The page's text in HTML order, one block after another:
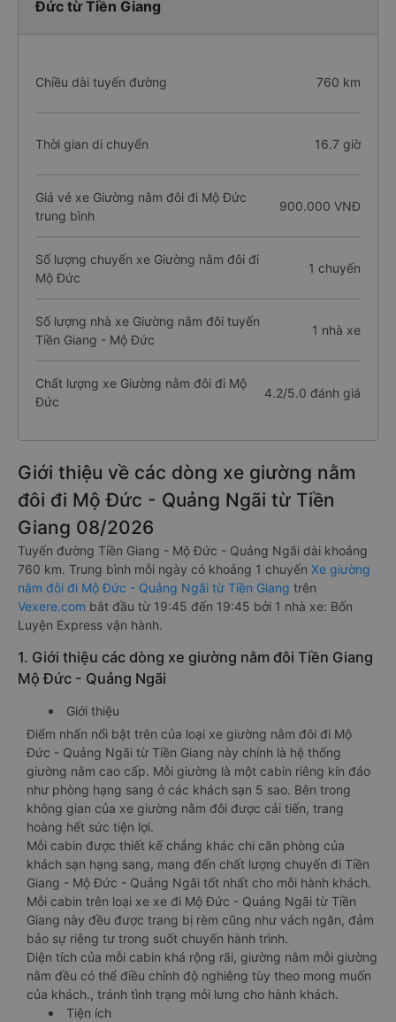
Đức từ Tiền Giang
Chiều dài tuyến đường 760 km
Thời gian di chuyển 16.7 giờ
Giá vé xe Giường nằm đôi đi Mộ Đức
trung bình
900.000 VNĐ
Số lượng chuyến xe Giường nằm đôi đi
Mộ Đức
1 chuyến
Số lượng nhà xe Giường nằm đôi tuyến
Tiền Giang - Mộ Đức
1 nhà xe
Chất lượng xe Giường nằm đôi đi Mộ
Đức
4.2/5.0 đánh giá
Giới thiệu về các dòng xe giường nằm
đôi đi Mộ Đức - Quảng Ngãi từ Tiền
Giang 08/2026
Tuyến đường Tiền Giang - Mộ Đức - Quảng Ngãi dài khoảng
760 km. Trung bình mỗi ngày có khoảng 1 chuyến Xe giường
nằm đôi đi Mộ Đức - Quảng Ngãi từ Tiền Giang trên
Vexere.com bắt đầu từ 19:45 đến 19:45 bởi 1 nhà xe: Bốn
Luyện Express vận hành.
1. Giới thiệu các dòng xe giường nằm đôi Tiền Giang
Mộ Đức - Quảng Ngãi
Giới thiệu
Điểm nhấn nổi bật trên của loại xe giường nằm đôi đi Mộ
Đức - Quảng Ngãi từ Tiền Giang này chính là hệ thống
giường nằm cao cấp. Mỗi giường là một cabin riêng kín đáo
như phòng hạng sang ở các khách sạn 5 sao. Bên trong
không gian của xe giường nằm đôi được cải tiến, trang
hoàng hết sức tiện lợi.
Mỗi cabin được thiết kế chẳng khác chi căn phòng của
khách sạn hạng sang, mang đến chất lượng chuyến đi Tiền
Giang - Mộ Đức - Quảng Ngãi tốt nhất cho mỗi hành khách.
Mỗi cabin trên loại xe xe đi Mộ Đức - Quảng Ngãi từ Tiền
Giang này đều được trang bị rèm cũng như vách ngăn, đảm
bảo sự riêng tư trong suốt chuyến hành trình.
Diện tích của mỗi cabin khá rộng rãi, giường nằm mỗi giường
nằm đều có thể điều chỉnh độ nghiêng tùy theo mong muốn
của khách., tránh tình trạng mỏi lưng cho hành khách.
Tiện ích